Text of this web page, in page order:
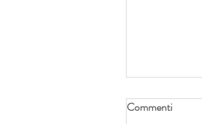
Commenti